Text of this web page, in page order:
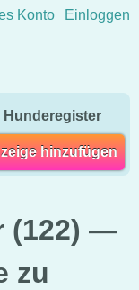
Konto Einloggen
Hunderegister
hinzufügen
(122) —
zu